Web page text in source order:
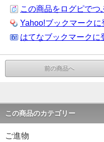
この商品をログピでつ
Yahoo!ブックマークに
はてなブックマークに
前の商品へ
この商品のカテゴリー
ご進物